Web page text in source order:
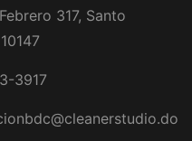
317, Santo
3917